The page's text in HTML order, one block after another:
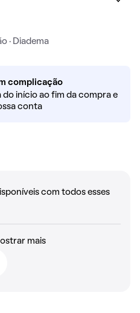
· Diadema
complicação
início ao fim da compra e
conta
com todos esses
mais